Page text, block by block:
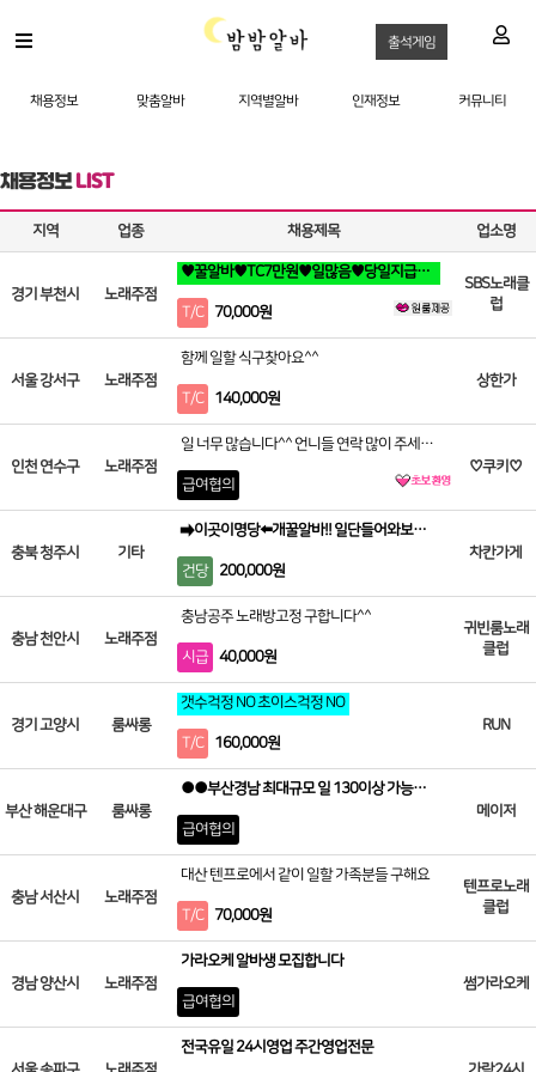
출석게임
채용정보 맞춤알바 지역별알바 인재정보 커뮤니티
채용정보LIST
지역 업종 채용제목 업소명
경기 부천시 노래주점
♥꿀알바♥TC7만원♥일많음♥당일지급♥출퇴지원
T/C 70,000원
SBS노래클
럽
서울 강서구 노래주점
함께 일할 식구찾아요^^
T/C 140,000원
상한가
인천 연수구 노래주점
일 너무 많습니다^^ 언니들 연락 많이 주세요~!
급여협의
♡쿠키♡
충북 청주시 기타
➡️이곳이명당⬅️개꿀알바!! 일단들어와보세요!! 초보/친구랑/환영
건당 200,000원
차칸가게
충남 천안시 노래주점
충남공주 노래방고정 구합니다^^
시급 40,000원
귀빈룸노래
클럽
경기 고양시 룸싸롱
갯수걱정 NO 초이스걱정 NO
T/C 160,000원
RUN
부산 해운대구 룸싸롱
●●부산경남 최대규모 일 130이상 가능●●
급여협의
메이저
충남 서산시 노래주점
대산 텐프로에서 같이 일할 가족분들 구해요
T/C 70,000원
텐프로노래
클럽
경남 양산시 노래주점
가라오케 알바생 모집합니다
급여협의
썸가라오케
전국유일 24시영업 주간영업전문